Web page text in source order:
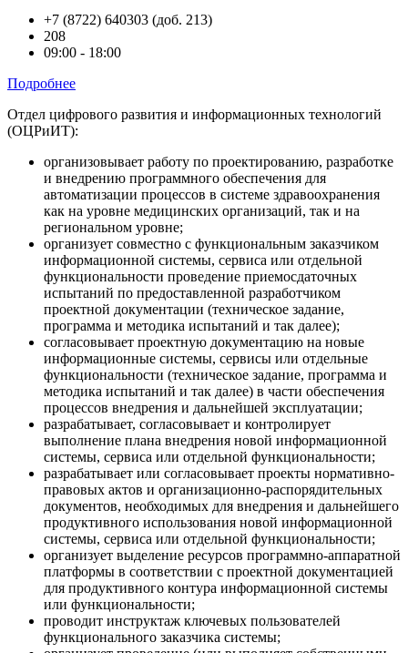
+7 (8722) 640303 (доб. 213)
208
09:00 - 18:00
Подробнее
Отдел цифрового развития и информационных технологий
(ОЦРиИТ):
организовывает работу по проектированию, разработке
и внедрению программного обеспечения для
автоматизации процессов в системе здравоохранения
как на уровне медицинских организаций, так и на
региональном уровне;
организует совместно с функциональным заказчиком
информационной системы, сервиса или отдельной
функциональности проведение приемосдаточных
испытаний по предоставленной разработчиком
проектной документации (техническое задание,
программа и методика испытаний и так далее);
согласовывает проектную документацию на новые
информационные системы, сервисы или отдельные
функциональности (техническое задание, программа и
методика испытаний и так далее) в части обеспечения
процессов внедрения и дальнейшей эксплуатации;
разрабатывает, согласовывает и контролирует
выполнение плана внедрения новой информационной
системы, сервиса или отдельной функциональности;
разрабатывает или согласовывает проекты нормативно-
правовых актов и организационно-распорядительных
документов, необходимых для внедрения и дальнейшего
продуктивного использования новой информационной
системы, сервиса или отдельной функциональности;
организует выделение ресурсов программно-аппаратной
платформы в соответствии с проектной документацией
для продуктивного контура информационной системы
или функциональности;
проводит инструктаж ключевых пользователей
функционального заказчика системы;